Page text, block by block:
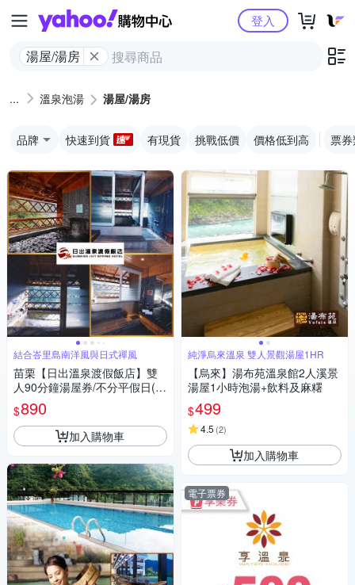
Yahoo購物中心
湯屋/湯房
登入
溫泉泡湯 湯屋/湯房
品牌 快速到貨 有現貨 挑戰低價 價格低到高 票
結合峇里島南洋風與日式禪風
苗栗【日出溫泉渡假飯店】雙
人90分鐘湯屋券/不分平假日(M
O)
$890
加入購物車
純淨烏來溫泉 雙人景觀湯屋1HR
【烏來】湯布苑溫泉館2人溪景
湯屋1小時泡湯+飲料及麻糬
$499
4.5 (2)
加入購物車
電子票券